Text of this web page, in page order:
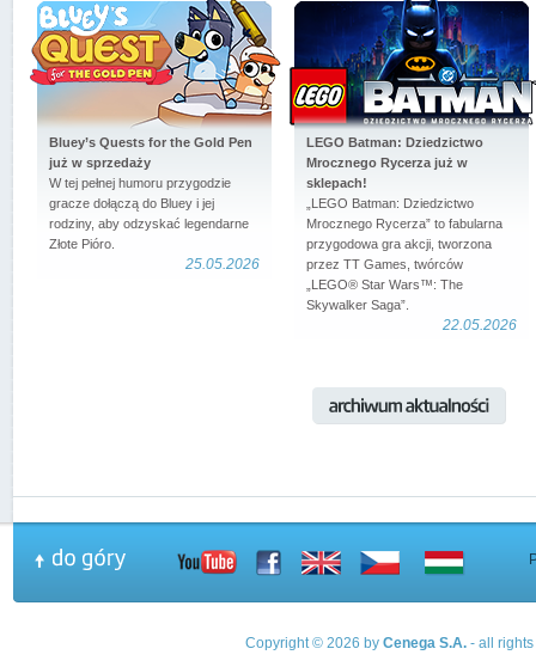
Bluey’s Quests for the Gold Pen
już w sprzedaży
W tej pełnej humoru przygodzie
gracze dołączą do Bluey i jej
rodziny, aby odzyskać legendarne
Złote Pióro.
25.05.2026
LEGO Batman: Dziedzictwo
Mrocznego Rycerza już w
sklepach!
„LEGO Batman: Dziedzictwo
Mrocznego Rycerza” to fabularna
przygodowa gra akcji, tworzona
przez TT Games, twórców
„LEGO® Star Wars™: The
Skywalker Saga”.
22.05.2026
Copyright © 2026 by Cenega S.A.- all rights